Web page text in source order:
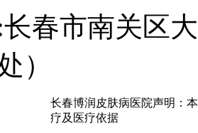
春市南关区
）
长春博润皮肤病医院声明：
疗及医疗依据